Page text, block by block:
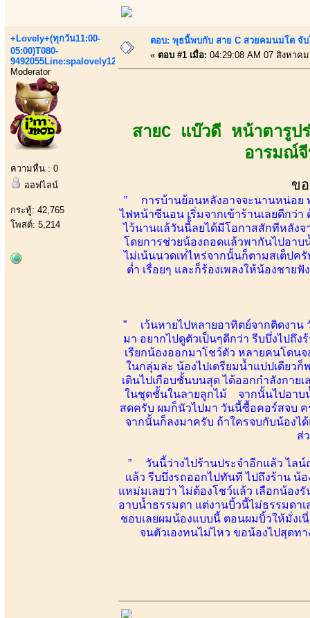
+Lovely+(ทุกวัน11:00-
05:00)T080-
9492055Line:spalovely123
Moderator
ความหื่น : 0
ออฟไลน์
กระทู้: 42,765
โพสต์: 5,214
ตอบ: พุธนี้พบกับ สาย C สวยคมนมโต จั
« ตอบ #1 เมื่อ: 04:29:08 AM 07 สิงหาค
สายC แบ๊วดี หน้าตารู
อารมณ์
ข
” การบ้านย้อนหลังอาจจะนานหน่อย
ไฟหน้าซีนอน เริ่มจากเข้าร้านเลยดีกว่า
ไว้นานแล้วันนี้้ลยได้มีโอกาสสักทีหลัง
โดยการช่วยน้องถอดแล้วพากันไปอาบ
ไม่เน้นนวดเท่่ไหร่จากนั้นก็ตามสเต็ปค
ต่ำ เรื่อยๆ และก็ร้องเพลงให้น้องชาย
” เว้นหายไปหลายอาทิตย์จากติดงาน
มา อยากไปดูตัวเป็นๆดีกว่า รีบบึ่งไปถึ
เรียกน้องออกมาโชว์ตัว หลายคนโดน
ในกลุ่มล่ะ น้องไปเตรียมน้ำแปปเดียว
เดินไปเกือบชั้นบนสุด ได้ออกกำลังกา
ในชุดชั้นในลายลูกไม้ จากนั้นไปอาบ
สดครับ ผมก็นัวไปมา วันนี้ซื้อคอร์สจบ
จากนั้นก็ลงมาครับ ถ้าใครจบกับน้อง
ส่
” วันนี้ว่างไปร้านประจำอีกแล้ว ไลน์
เเล้ว รีบบึ่งรถออกไปทันที ไปถึงร้าน
แหม่มเลยว่า ไม่ต้องโชว์แล้ว เลือกน้อ
อาบน้ำธรรมดา แต่งานบิ้วนี้ไม่ธรรมดา
ชอบเลยผมน้องแบบนี้ ตอนผมบิ้วให้มั่งเ
จนตัวเองทนไม่ไหว ขอน้องไปสุดท